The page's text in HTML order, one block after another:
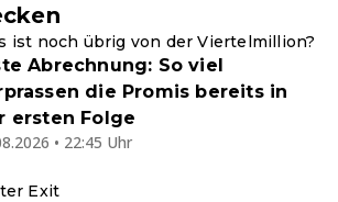
ist noch übrig von der Viertelmillion?
Abrechnung: So viel
die Promis bereits in
ersten Folge
• 22:45 Uhr
Exit